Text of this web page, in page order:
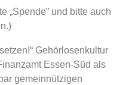
„Spende” und bitte auch
Gehörlosenkultur
Essen-Süd als
gemeinnützigen